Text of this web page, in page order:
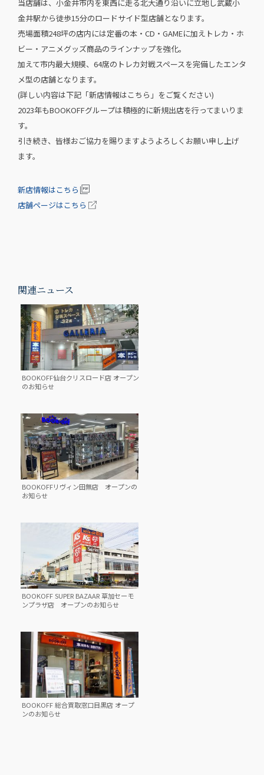
当店舗は、小金井市内を東西に走る北大通り沿いに立地し武蔵小
金井駅から徒歩15分のロードサイド型店舗となります。
売場面積248坪の店内には定番の本・CD・GAMEに加えトレカ・ホ
ビー・アニメグッズ商品のラインナップを強化。
加えて市内最大規模、64席のトレカ対戦スペースを完備したエンタ
メ型の店舗となります。
(詳しい内容は下記「新店情報はこちら」をご覧ください)
2023年もBOOKOFFグループは積極的に新規出店を行ってまいりま
す。
引き続き、皆様おご協力を賜りますようよろしくお願い申し上げ
ます。
新店情報はこちら
店舗ページはこちら
関連ニュース
BOOKOFF仙台クリスロード店 オープン
のお知らせ
BOOKOFFリヴィン田無店 オープンの
お知らせ
BOOKOFF SUPER BAZAAR 草加セーモ
ンプラザ店 オープンのお知らせ
BOOKOFF 総合買取窓口目黒店 オープ
ンのお知らせ